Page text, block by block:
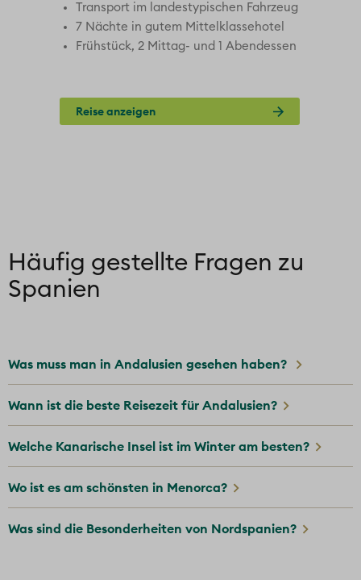
Transport im landestypischen Fahrzeug
7 Nächte in gutem Mittelklassehotel
Frühstück, 2 Mittag- und 1 Abendessen
Reise anzeigen
Häufig gestellte Fragen zu
Spanien
Was muss man in Andalusien gesehen haben?
Wann ist die beste Reisezeit für Andalusien?
Welche Kanarische Insel ist im Winter am besten?
Wo ist es am schönsten in Menorca?
Was sind die Besonderheiten von Nordspanien?